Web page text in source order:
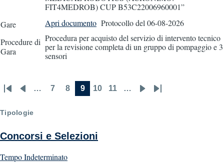
FIT4MEDROB) CUP B53C22006960001”
Gare
Procedure di
Gara
Apri documento Protocollodel 06-08-2026
Procedura per acquisto del servizio di intervento tecnico
per la revisione completa di un gruppo di pompaggio e 3
sensori
First
page
Previous
page
… 7
Page
8
Current
9 10 11 …
Next Last
Tipologie
Concorsi e Selezioni
Tempo Indeterminato